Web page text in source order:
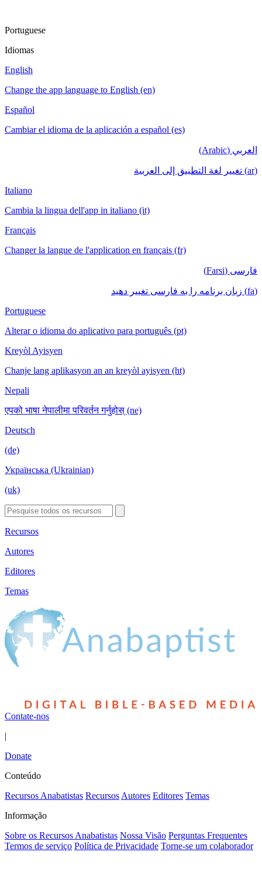
Portuguese
Idiomas
English
Change the app language to English (en)
Español
Cambiar el idioma de la aplicación a español (es)
العربي (Arabic)
(ar) تغيير لغة التطبيق إلى العربية
Italiano
Cambia la lingua dell'app in italiano (it)
Français
Changer la langue de l'application en français (fr)
فارسی (Farsi)
(fa) زبان برنامه را به فارسی تغییر دهید
Portuguese
Alterar o idioma do aplicativo para português (pt)
Kreyòl Ayisyen
Chanje lang aplikasyon an an kreyòl ayisyen (ht)
Nepali
एपको भाषा नेपालीमा परिवर्तन गर्नुहोस् (ne)
Deutsch
(de)
Українська (Ukrainian)
(uk)
Recursos
Autores
Editores
Temas
Contate-nos
|
Donate
Conteúdo
Recursos Anabatistas Recursos Autores Editores Temas
Informação
Sobre os Recursos Anabatistas Nossa Visão Perguntas Frequentes
Termos de serviço Política de Privacidade Torne-se um colaborador